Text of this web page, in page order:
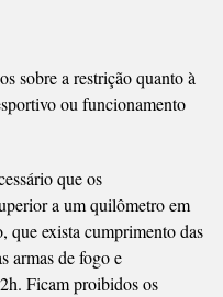
sobre a restrição quanto à
ou funcionamento
que os
a um quilômetro em
que exista cumprimento das
armas de fogo e
Ficam proibidos os